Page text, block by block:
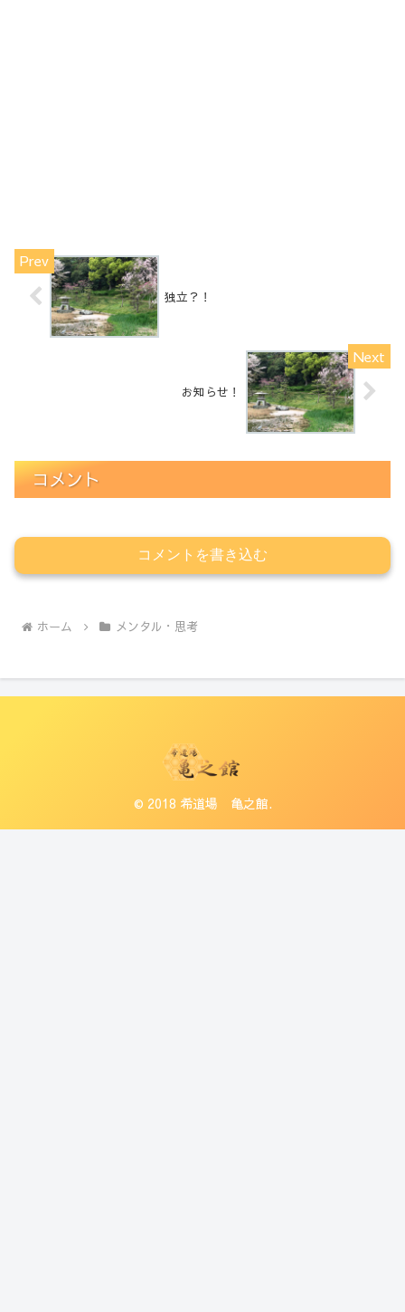
独立？！
お知らせ！
コメント
コメントを書き込む
ホーム メンタル・思考
© 2018 希道場 亀之館.